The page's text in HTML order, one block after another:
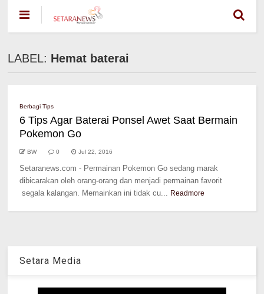
LABEL: Hemat baterai
Berbagi Tips
6 Tips Agar Baterai Ponsel Awet Saat Bermain
Pokemon Go
BW 0 Jul 22, 2016
Setaranews.com - Permainan Pokemon Go sedang marak
dibicarakan oleh orang-orang dan menjadi permainan favorit
segala kalangan. Memainkan ini tidak cu... Readmore
Setara Media